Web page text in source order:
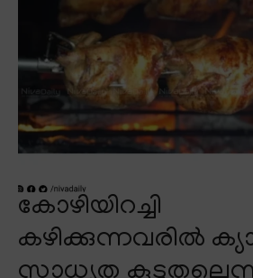
കോഴിയിറച്ചി
കഴിക്കുന്നവരിൽ